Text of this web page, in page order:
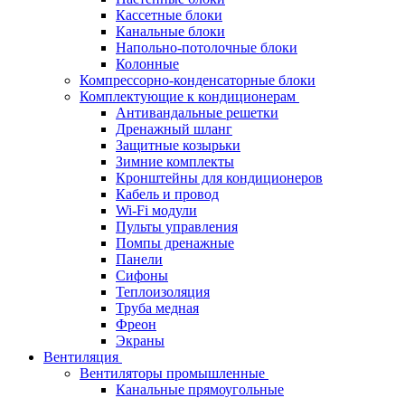
Кассетные блоки
Канальные блоки
Напольно-потолочные блоки
Колонные
Компрессорно-конденсаторные блоки
Комплектующие к кондиционерам
Антивандальные решетки
Дренажный шланг
Защитные козырьки
Зимние комплекты
Кронштейны для кондиционеров
Кабель и провод
Wi-Fi модули
Пульты управления
Помпы дренажные
Панели
Сифоны
Теплоизоляция
Труба медная
Фреон
Экраны
Вентиляция
Вентиляторы промышленные
Канальные прямоугольные